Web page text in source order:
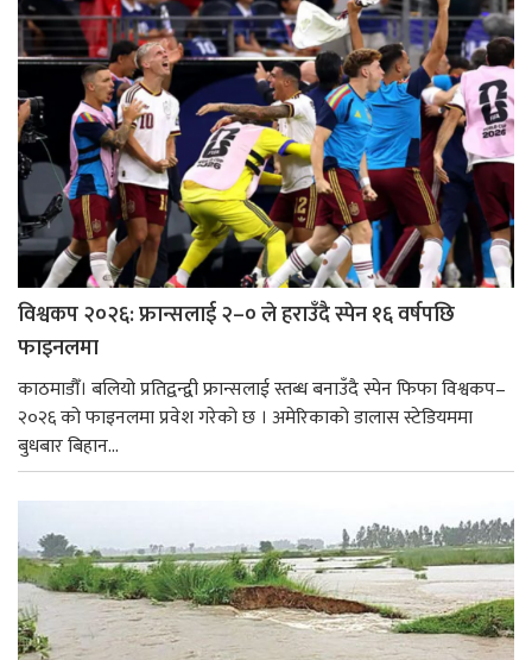
विश्वकप २०२६: फ्रान्सलाई २–० ले हराउँदै स्पेन १६ वर्षपछि
फाइनलमा
काठमाडौँ। बलियो प्रतिद्वन्द्वी फ्रान्सलाई स्तब्ध बनाउँदै स्पेन फिफा विश्वकप–
२०२६ को फाइनलमा प्रवेश गरेको छ । अमेरिकाको डालास स्टेडियममा
बुधबार बिहान...